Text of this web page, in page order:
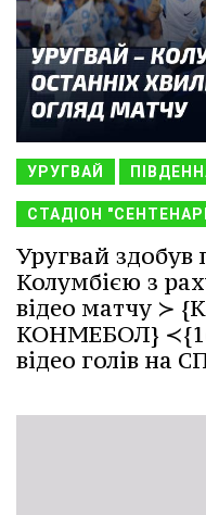
УРУГВАЙ
СТАДІОН
Уругвай здобув
Колумбією з
відео матчу ≻
КОНМЕБОЛ}
відео голів на